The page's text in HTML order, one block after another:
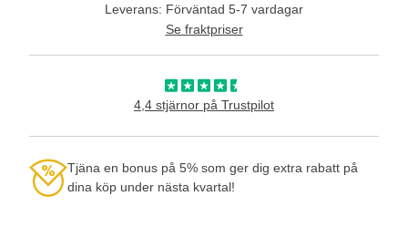
Leverans: Förväntad 5-7 vardagar
Se fraktpriser
4,4 stjärnor på Trustpilot
Tjäna en bonus på 5% som ger dig extra rabatt på
dina köp under nästa kvartal!